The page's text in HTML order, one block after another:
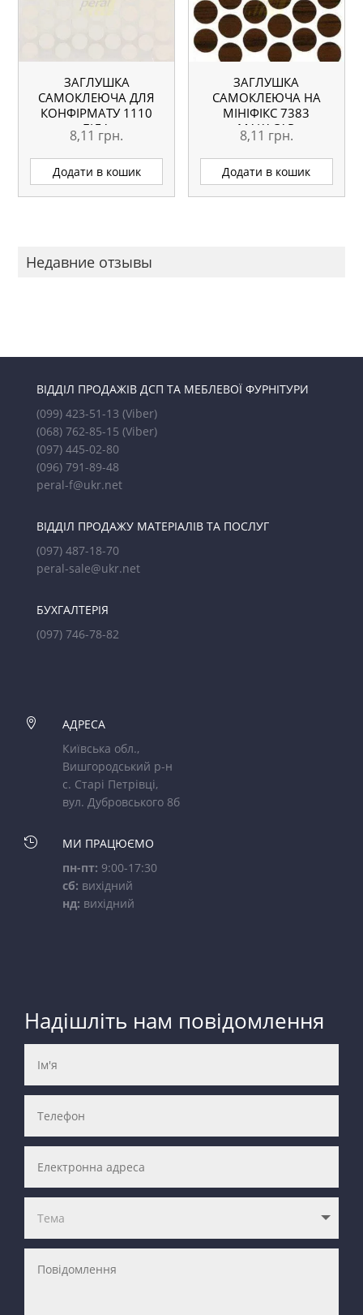
ЗАГЛУШКА
САМОКЛЕЮЧА ДЛЯ
КОНФІРМАТУ 1110
БІЛА
8,11 грн.
Додати в кошик
ЗАГЛУШКА
САМОКЛЕЮЧА НА
МІНІФІКС 7383
МАКАСАР
8,11 грн.
Додати в кошик
Недавние отзывы
ВІДДІЛ ПРОДАЖІВ ДСП ТА МЕБЛЕВОЇ ФУРНІТУРИ
(099) 423-51-13 (Viber)
(068) 762-85-15 (Viber)
(097) 445-02-80
(096) 791-89-48
peral-f@ukr.net
ВІДДІЛ ПРОДАЖУ МАТЕРІАЛІВ ТА ПОСЛУГ
(097) 487-18-70
peral-sale@ukr.net
БУХГАЛТЕРІЯ
(097) 746-78-82

АДРЕСА
Київська обл.,
Вишгородський р-н
с. Старі Петрівці,
вул. Дубровського 8б

МИ ПРАЦЮЄМО
пн-пт: 9:00-17:30
сб: вихідний
нд: вихідний
Надішліть нам повідомлення